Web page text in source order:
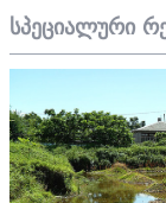
სპეციალური